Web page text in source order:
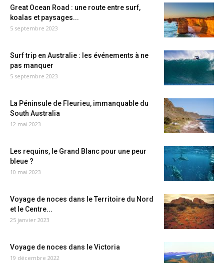
Great Ocean Road : une route entre surf,
koalas et paysages...
5 septembre 2023
Surf trip en Australie : les événements à ne
pas manquer
5 septembre 2023
La Péninsule de Fleurieu, immanquable du
South Australia
12 mai 2023
Les requins, le Grand Blanc pour une peur
bleue ?
10 mai 2023
Voyage de noces dans le Territoire du Nord
et le Centre...
25 janvier 2023
Voyage de noces dans le Victoria
19 décembre 2022